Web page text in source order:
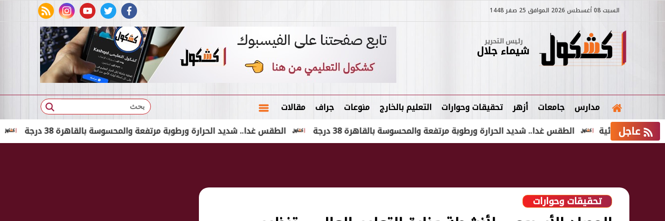
السبت 08 أغسطس 2026 الموافق 25 صفر 1448
facebook
twitter
youtube
instagram
rss feed
رئيس التحرير
شيماء جلال
مدارس جامعات أزهر تحقيقات وحوارات التعليم بالخارج منوعات جراف مقالات بحث
عاجل الطقس غدا.. شديد الحرارة ورطوبة مرتفعة والمحسوسة بالقاهرة 38 درجة الطقس غدا.. شديد الحرارة ورطوبة مرتفعة والمحسوسة بالقاهرة 38 درجة قضائية
تحقيقات وحوارات